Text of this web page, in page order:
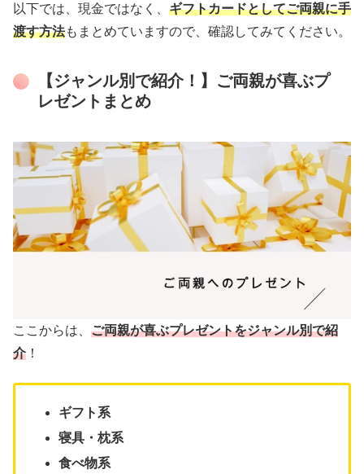
以下では、現金ではなく、 ギフトカードとしてご両親に手
渡す方法もまとめていますので、確認してみてください。
【ジャンル別で紹介！】ご両親が喜ぶプ
レゼントまとめ
ここからは、 ご両親が喜ぶプレゼントをジャンル別で紹
介 ！
ギフト系
寝具・枕系
食べ物系